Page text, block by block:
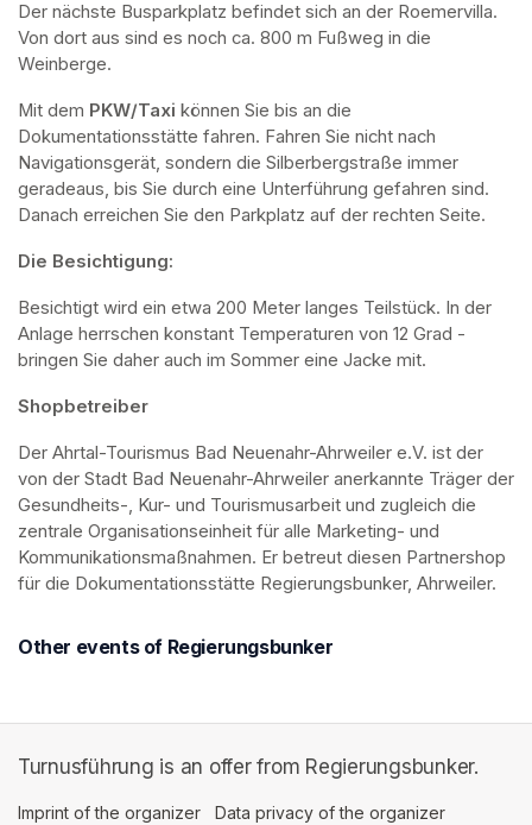
Der nächste Busparkplatz befindet sich an der Roemervilla.
Von dort aus sind es noch ca. 800 m Fußweg in die
Weinberge.
Mit dem PKW/Taxi können Sie bis an die
Dokumentationsstätte fahren. Fahren Sie nicht nach
Navigationsgerät, sondern die Silberbergstraße immer
geradeaus, bis Sie durch eine Unterführung gefahren sind.
Danach erreichen Sie den Parkplatz auf der rechten Seite.
Die Besichtigung:
Besichtigt wird ein etwa 200 Meter langes Teilstück. In der
Anlage herrschen konstant Temperaturen von 12 Grad -
bringen Sie daher auch im Sommer eine Jacke mit.
Shopbetreiber
Der Ahrtal-Tourismus Bad Neuenahr-Ahrweiler e.V. ist der
von der Stadt Bad Neuenahr-Ahrweiler anerkannte Träger der
Gesundheits-, Kur- und Tourismusarbeit und zugleich die
zentrale Organisationseinheit für alle Marketing- und
Kommunikationsmaßnahmen. Er betreut diesen Partnershop
für die Dokumentationsstätte Regierungsbunker, Ahrweiler.
Other events of Regierungsbunker
Turnusführung is an offer from Regierungsbunker.
Imprint of the organizer (opens in a new tab)
Data privacy of the organizer